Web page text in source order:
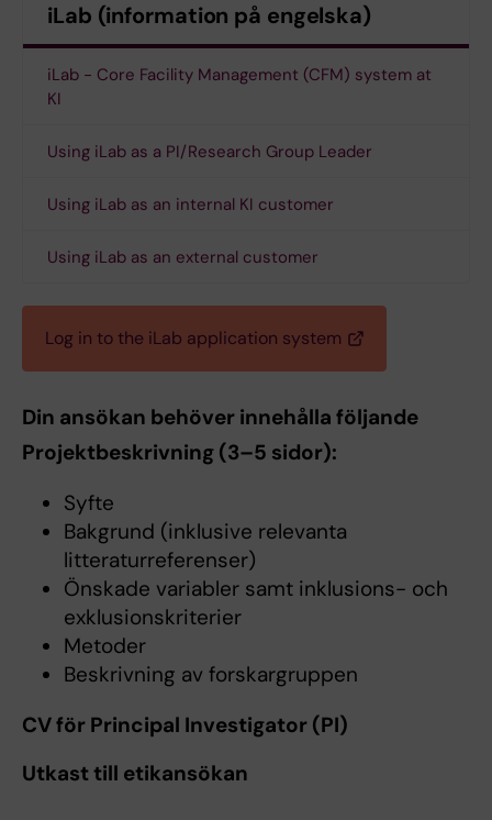
iLab (information på engelska)
iLab - Core Facility Management (CFM) system at
KI
Using iLab as a PI/Research Group Leader
Using iLab as an internal KI customer
Using iLab as an external customer
Log in to the iLab application system
Din ansökan behöver innehålla följande
Projektbeskrivning (3–5 sidor):
Syfte
Bakgrund (inklusive relevanta
litteraturreferenser)
Önskade variabler samt inklusions- och
exklusionskriterier
Metoder
Beskrivning av forskargruppen
CV för Principal Investigator (PI)
Utkast till etikansökan